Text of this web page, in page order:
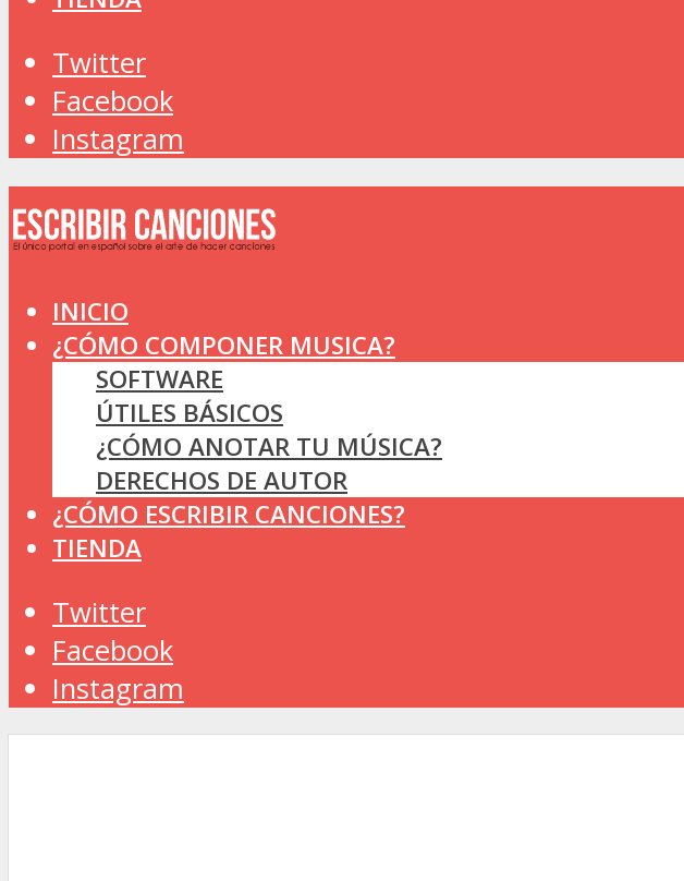
Twitter
Facebook
Instagram
INICIO
¿CÓMO COMPONER MUSICA?
SOFTWARE
ÚTILES BÁSICOS
¿CÓMO ANOTAR TU MÚSICA?
DERECHOS DE AUTOR
¿CÓMO ESCRIBIR CANCIONES?
TIENDA
Twitter
Facebook
Instagram